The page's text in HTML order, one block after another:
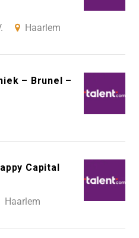
Haarlem
– Brunel –
Capital
Haarlem